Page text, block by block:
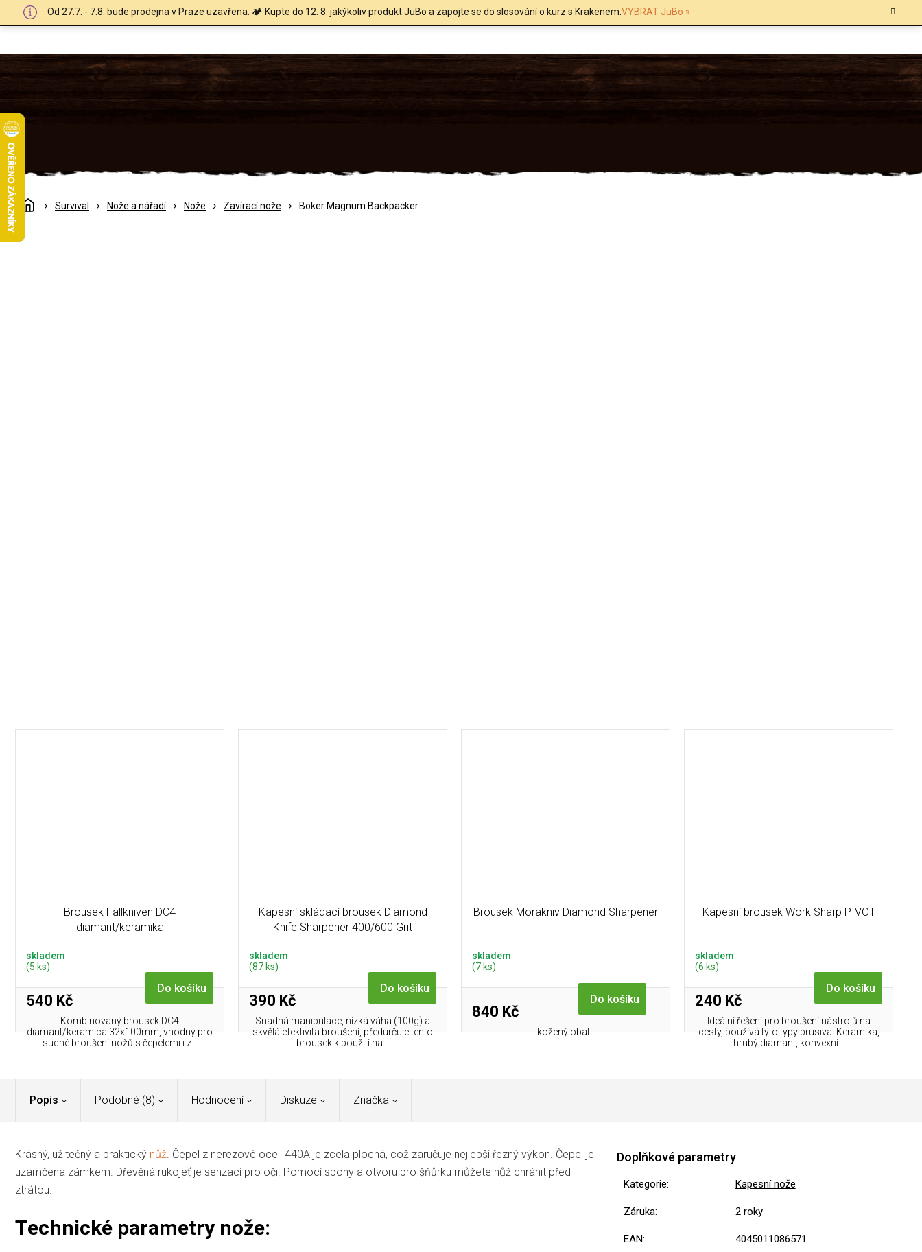
Od 27.7. - 7.8. bude prodejna v Praze uzavřena. 🏕️ Kupte do 12. 8. jakýkoliv produkt JuBö a zapojte se do slosování o kurz s Krakenem.VYBRAT JuBö »
DomůSurvival Nože a nářadí Nože Zavírací nože Böker Magnum Backpacker
Brousek Fällkniven DC4
diamant/keramika
skladem
(5 ks)
540 Kč
Do košíku
Kombinovaný brousek DC4
diamant/keramica 32x100mm, vhodný pro
suché broušení nožů s čepelemi i z...
Kapesní skládací brousek Diamond
Knife Sharpener 400/600 Grit
skladem
(87 ks)
390 Kč
Do košíku
Snadná manipulace, nízká váha (100g) a
skvělá efektivita broušení, předurčuje tento
brousek k použití na...
Brousek Morakniv Diamond Sharpener
skladem
(7 ks)
840 Kč
Do košíku
+ kožený obal
Kapesní brousek Work Sharp PIVOT
skladem
(6 ks)
240 Kč
Do košíku
Ideální řešení pro broušení nástrojů na
cesty, používá tyto typy brusiva: Keramika,
hrubý diamant, konvexní...
Popis Podobné (8) Hodnocení Diskuze Značka
Krásný, užitečný a praktický nůž. Čepel z nerezové oceli 440A je zcela plochá, což zaručuje nejlepší řezný výkon. Čepel je
uzamčena zámkem. Dřevěná rukojeť je senzací pro oči. Pomocíspony a otvoru pro šňůrku můžete nůž chránit před
ztrátou.
Technické parametry nože:
Doplňkové parametry
Kategorie: Kapesní nože
Záruka: 2 roky
EAN: 4045011086571